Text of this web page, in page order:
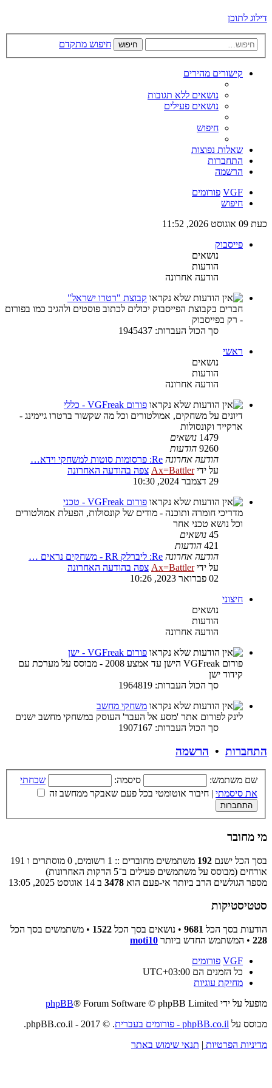
דילוג לתוכן
חיפוש חיפוש מתקדם
קישורים מהירים
נושאים ללא תגובות
נושאים פעילים
חיפוש
שאלות נפוצות
התחברות
הרשמה
VGF פורומים
חיפוש
כעת 09 אוגוסט 2026, 11:52
פייסבוק
נושאים
הודעות
הודעה אחרונה
קבוצת "רטרו ישראל"
חברים בקבוצת הפייסבוק יכולים לכתוב פוסטים ולהגיב כמו בפורום
- רק בפייסבוק
סך הכול העברות: 1945437
ראשי
נושאים
הודעות
הודעה אחרונה
פורום VGFreak - כללי
דיונים על משחקים, אמולטורים וכל מה שקשור ברטרו גיימינג -
ארקייד וקונסולות
1479 נושאים
9260 הודעות
הודעה אחרונה Re: פרסומות סוטות למשחקי וידא…
על ידיAx=Battler צפה בהודעה האחרונה
29 דצמבר 2024, 10:30
פורום VGFreak - טכני
מדריכי חומרה ותוכנה - מודים של קונסולות, הפעלת אמולטורים
וכל נושא טכני אחר
45 נושאים
421 הודעות
הודעה אחרונה Re: ליברלק RR - משחקים נראים …
על ידיAx=Battler צפה בהודעה האחרונה
02 פברואר 2023, 10:26
חיצוני
נושאים
הודעות
הודעה אחרונה
פורום VGFreak - ישן
פורום VGFreak הישן עד אמצע 2008 - מבוסס על מערכת עם
קידוד ישן
סך הכול העברות: 1964819
משחקי מחשב
לינק לפורום אתר 'מסע אל העבר' העוסק במשחקי מחשב ישנים
סך הכול העברות: 1907167
התחברות • הרשמה
שם משתמש: סיסמה:
שכחתי
את סיסמתי | חיבור אוטומטי בכל פעם שאבקר ממחשב זה
מי מחובר
בסך הכל ישנם 192
משתמשים מחוברים :: 1 רשומים, 0 מוסתרים ו 191
אורחים (מבוסס על משתמשים פעילים ב־5 הדקות האחרונות)
מספר הגולשים הרב ביותר אי-פעם הוא 3478 ב 14 אוגוסט 2025, 13:05
סטטיסטיקות
הודעות בסך הכל 9681 • נושאים בסך הכל 1522 • משתמשים בסך הכל
228 • המשתמש החדש ביותר moti10
VGF פורומים
כל הזמנים הם UTC+03:00
מחיקת עוגיות
מופעל על ידי
phpBB® Forum Software © phpBB Limited
מבוסס על phpBB.co.il - פורומים בעברית
. © 2017 - phpBB.co.il.
מדיניות הפרטיות | תנאי שימוש באתר